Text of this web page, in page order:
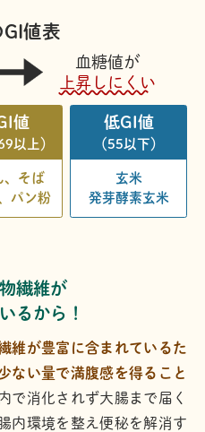
GI値表
血糖値が
上昇しにくい
値
以上）
、そば
パン粉
低GI値
（55以下）
玄米
発芽酵素玄米
繊維が
るから！
維が豊富に含まれているた
ない量で満腹感を得ること
で消化されず大腸まで届く
内環境を整え便秘を解消す